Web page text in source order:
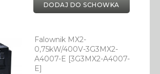
DODAJ DO SCHOWKA
Falownik MX2-
0,75kW/400V-3G3MX2-
A4007-E [3G3MX2-A4007-
E]